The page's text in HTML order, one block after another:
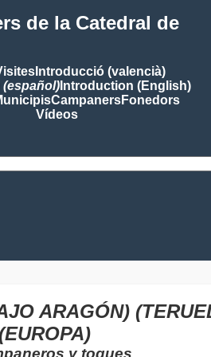
de la Catedral de
Introducció (valencià)
Introduction (English)
CampanersFonedors
Vídeos
ARAGÓN)
y toques